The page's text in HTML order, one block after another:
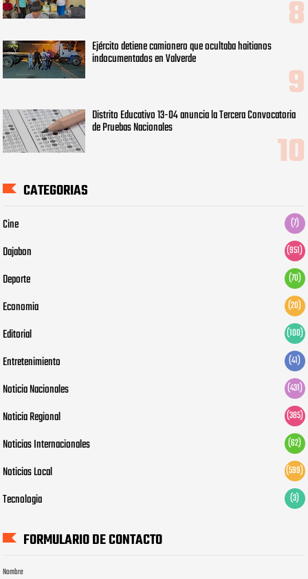
Ejército detiene camionero que ocultaba haitianos
indocumentados en Valverde
Distrito Educativo 13-04 anuncia la Tercera Convocatoria
de Pruebas Nacionales
CATEGORIAS
Cine (7)
Dajabon (951)
Deporte (70)
Economia (20)
Editorial (100)
Entretenimiento (41)
Noticia Nacionales (431)
Noticia Regional (385)
Noticias Internacionales (62)
Noticias Local (599)
Tecnologia (3)
FORMULARIO DE CONTACTO
Nombre